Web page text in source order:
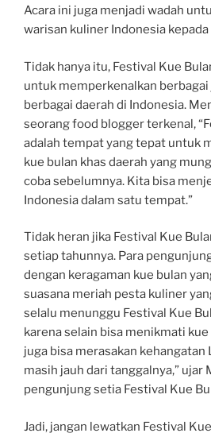
Acara ini juga menjadi wadah
warisan kuliner Indonesia kepada
Tidak hanya itu, Festival Kue
untuk memperkenalkan
berbagai daerah di Indonesia.
seorang food blogger terkenal,
adalah tempat yang tepat untuk
kue bulan khas daerah yang
coba sebelumnya. Kita bisa
Indonesia dalam satu tempat.”
Tidak heran jika Festival Kue
setiap tahunnya. Para
dengan keragaman kue bulan
suasana meriah pesta kuliner
selalu menunggu Festival Kue
karena selain bisa menikmati
juga bisa merasakan kehangatan
masih jauh dari tanggalnya,” ujar
pengunjung setia Festival Kue
Jadi, jangan lewatkan Festival